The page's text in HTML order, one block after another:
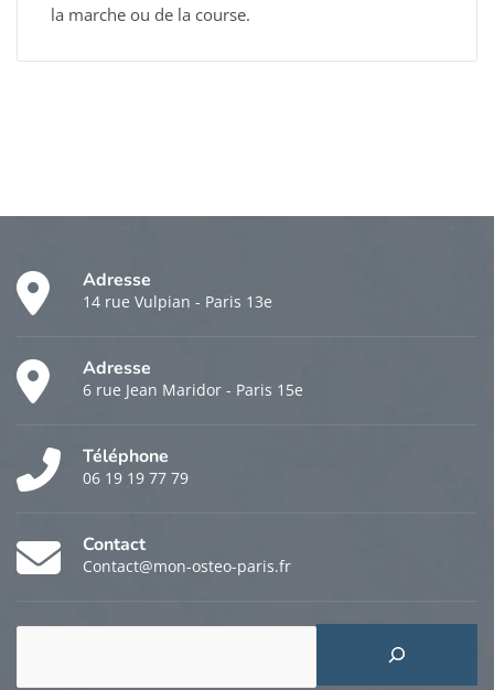
la marche ou de la course.
Adresse
14 rue Vulpian - Paris 13e
Adresse
6 rue Jean Maridor - Paris 15e
Téléphone
06 19 19 77 79
Contact
Contact@mon-osteo-paris.fr